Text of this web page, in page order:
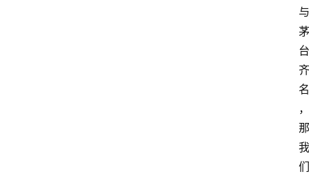
与
茅
台
齐
名
，
那
我
们